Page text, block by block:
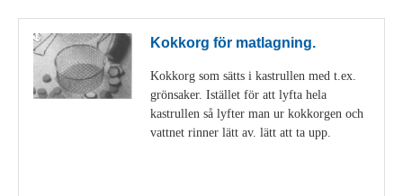
Kokkorg för matlagning.
Kokkorg som sätts i kastrullen med t.ex.
grönsaker. Istället för att lyfta hela
kastrullen så lyfter man ur kokkorgen och
vattnet rinner lätt av. lätt att ta upp.